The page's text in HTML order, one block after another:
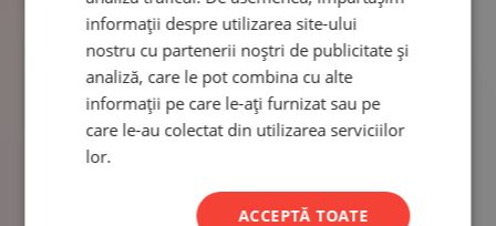
informații despre utilizarea site-ului
nostru cu partenerii noștri de publicitate și
analiză, care le pot combina cu alte
informații pe care le-ați furnizat sau pe
care le-au colectat din utilizarea serviciilor
lor.
ACCEPTĂ TOATE